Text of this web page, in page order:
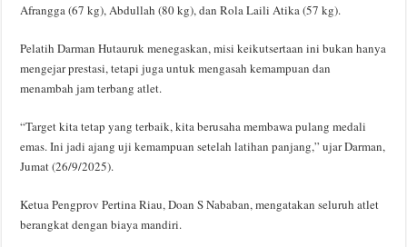
Afrangga (67 kg), Abdullah (80 kg), dan Rola Laili Atika (57 kg).
Pelatih Darman Hutauruk menegaskan, misi keikutsertaan ini bukan hanya
mengejar prestasi, tetapi juga untuk mengasah kemampuan dan
menambah jam terbang atlet.
“Target kita tetap yang terbaik, kita berusaha membawa pulang medali
emas. Ini jadi ajang uji kemampuan setelah latihan panjang,” ujar Darman,
Jumat (26/9/2025).
Ketua Pengprov Pertina Riau, Doan S Nababan, mengatakan seluruh atlet
berangkat dengan biaya mandiri.